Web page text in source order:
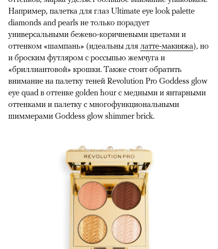
Например, палетка для глаз Ultimate eye look palette
diamonds and pearls не только порадует
универсальными бежево-коричневыми цветами и
оттенком «шампань» (идеальны для латте-макияжа), но
и броским футляром с россыпью жемчуга и
«бриллиантовой» крошки. Также стоит обратить
внимание на палетку теней Revolution Pro Goddess glow
eye quad в оттенке golden hour с медными и янтарными
оттенками и палетку с многофункциональными
шиммерами Goddess glow shimmer brick.